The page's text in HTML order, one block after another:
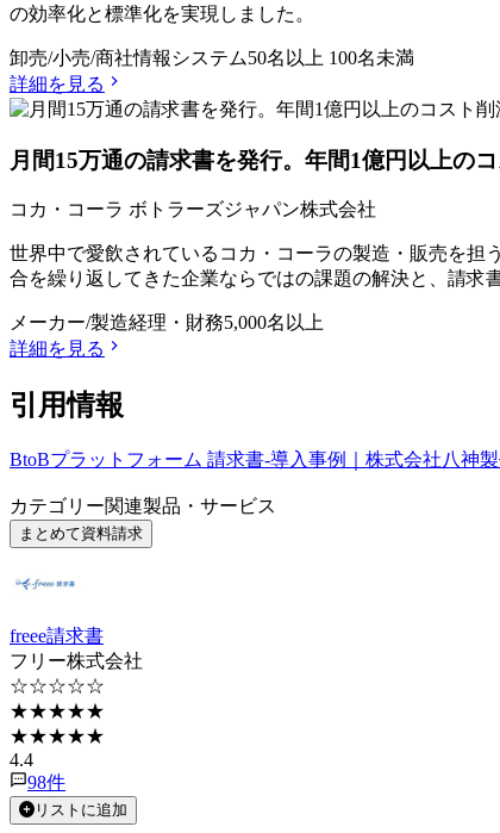
の効率化と標準化を実現しました。
卸売/小売/商社情報システム50名以上 100名未満
詳細を見る
月間15万通の請求書を発行。年間1億円以上の
コカ・コーラ ボトラーズジャパン株式会社
世界中で愛飲されているコカ・コーラの製造・販売を担
合を繰り返してきた企業ならではの課題の解決と、請求
メーカー/製造経理・財務5,000名以上
詳細を見る
引用情報
BtoBプラットフォーム 請求書-導入事例｜株式会社八神
カテゴリー関連製品・サービス
まとめて資料請求
freee請求書
フリー株式会社
☆☆☆☆☆
★★★★★
★★★★★
4.4
98件
リストに追加